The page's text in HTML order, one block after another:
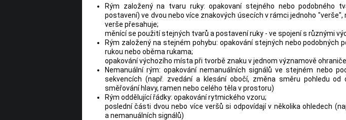
Rým založený na tvaru ruky: opakovaní stejného nebo podobného
postavení) ve dvou nebo více znakových úsecích v rámci jednoho
verše přesahuje;
měnící se použití stejných tvarů a postavení ruky - ve spojení s různými
Rým založený na stejném pohybu: opakování stejných nebo podobných
rukou nebo oběma rukama;
opakování výchozího místa při tvorbě znaku v jednom významově
Nemanuální rým: opakování nemanuálních signálů ve stejném nebo
sekvencích (např. zvedání a klesání obočí, změna směru pohledu
směřování hlavy, ramen nebo celého těla v prostoru)
Rým oddělující řádky: opakování rytmického vzoru;
poslední části dvou nebo více veršů si odpovídají v několika ohledech
a nemanuálních signálů)